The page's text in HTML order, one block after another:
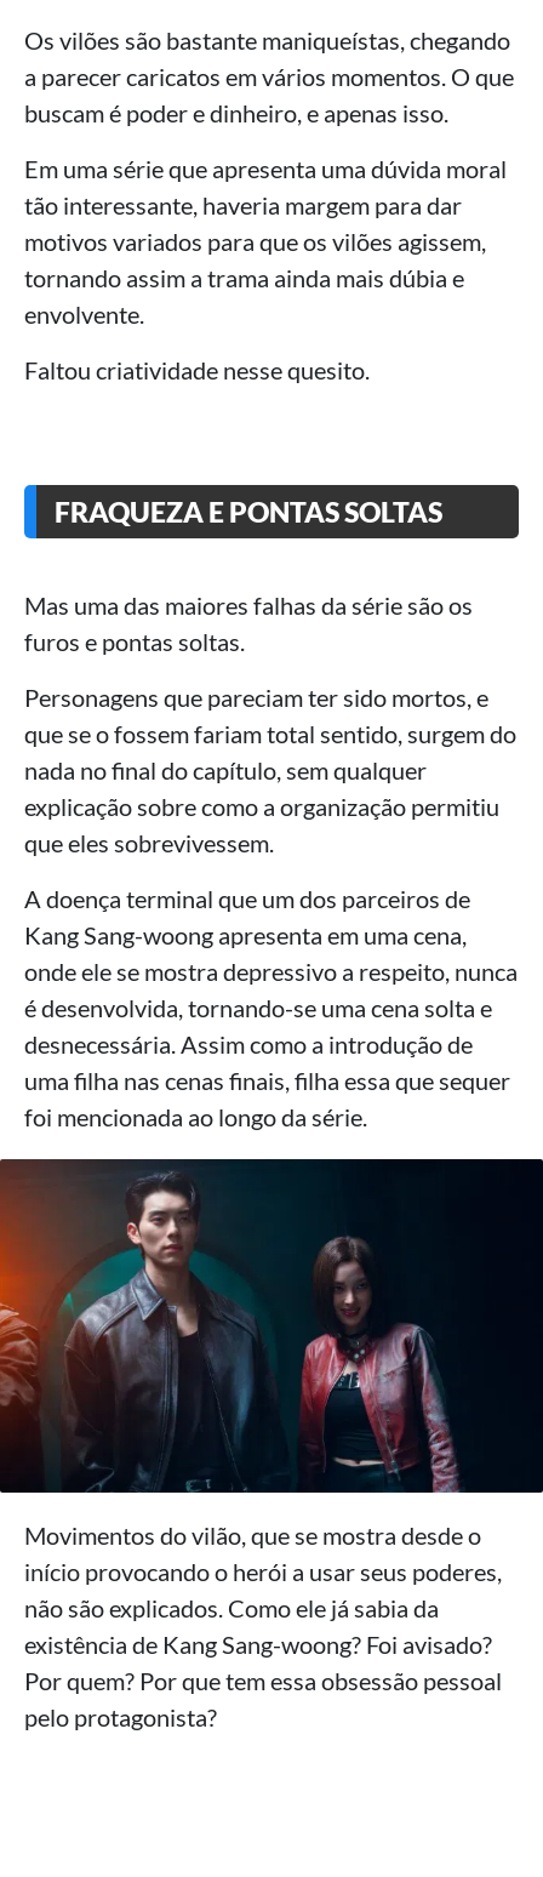
Os vilões são bastante maniqueístas, chegando
a parecer caricatos em vários momentos. O que
buscam é poder e dinheiro, e apenas isso.
Em uma série que apresenta uma dúvida moral
tão interessante, haveria margem para dar
motivos variados para que os vilões agissem,
tornando assim a trama ainda mais dúbia e
envolvente.
Faltou criatividade nesse quesito.
FRAQUEZA E PONTAS SOLTAS
Mas uma das maiores falhas da série são os
furos e pontas soltas.
Personagens que pareciam ter sido mortos, e
que se o fossem fariam total sentido, surgem do
nada no final do capítulo, sem qualquer
explicação sobre como a organização permitiu
que eles sobrevivessem.
A doença terminal que um dos parceiros de
Kang Sang-woong apresenta em uma cena,
onde ele se mostra depressivo a respeito, nunca
é desenvolvida, tornando-se uma cena solta e
desnecessária. Assim como a introdução de
uma filha nas cenas finais, filha essa que sequer
foi mencionada ao longo da série.
Movimentos do vilão, que se mostra desde o
início provocando o herói a usar seus poderes,
não são explicados. Como ele já sabia da
existência de Kang Sang-woong? Foi avisado?
Por quem? Por que tem essa obsessão pessoal
pelo protagonista?